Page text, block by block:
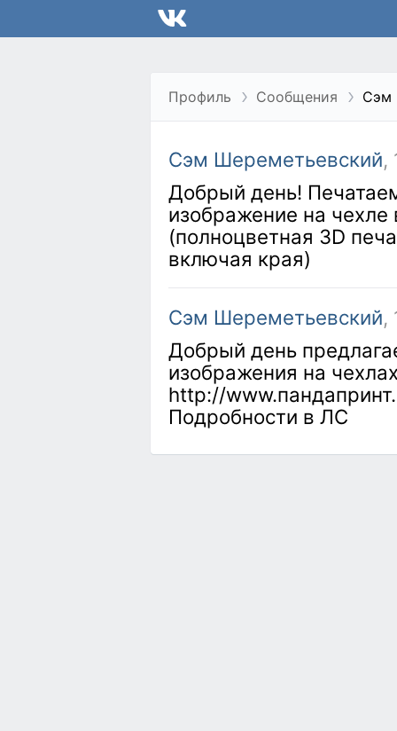
Профиль Сообщения Сэм
Сэм Шереметьевский,
Добрый день!
изображение на чехле
(полноцветная 3D
включая края)
Сэм Шереметьевский,
Добрый день
изображения на
http://
Подробности в ЛС